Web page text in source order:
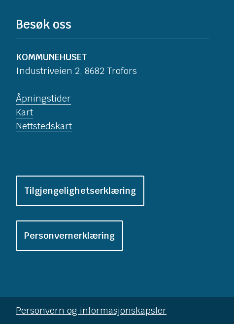
Besøk oss
KOMMUNEHUSET
Industriveien 2, 8682 Trofors
Åpningstider
Kart
Nettstedskart
Tilgjengelighetserklæring
Personvernerklæring
Personvern og informasjonskapsler